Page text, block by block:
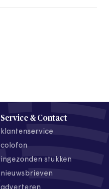
Service & Contact
klantenservice
colofon
ingezonden stukken
nieuwsbrieven